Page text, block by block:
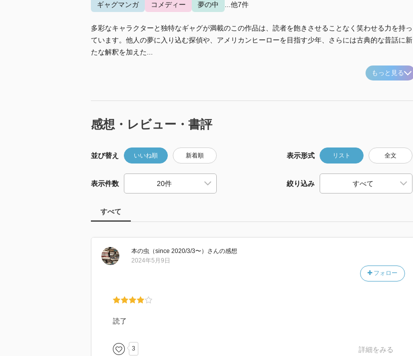
ギャグマンガ コメディー 夢の中 ...他7件
多彩なキャラクターと独特なギャグが満載のこの作品は、読者を飽きさせることなく笑わせる力を持っ
ています。他人の夢に入り込む探偵や、アメリカンヒーローを目指す少年、さらには古典的な昔話に新
たな解釈を加えた...
もっと見る
感想・レビュー・書評
並び替え いいね順 新着順 表示形式 リスト 全文
表示件数 絞り込み
すべて
本の虫（since 2020/3/3〜） さんの感想
フォロー
2024年5月9日
読了
3 詳細をみる